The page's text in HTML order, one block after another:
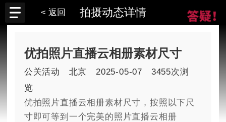
< 返回 拍摄动态详情
优拍照片直播云相册素材尺寸
公关活动 北京 2025-05-07
3455次浏
览
优拍照片直播云相册素材尺寸，按照以下尺
寸即可等到一个完美的照片直播云相册